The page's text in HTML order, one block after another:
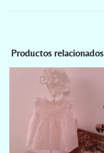
Productos relacionados